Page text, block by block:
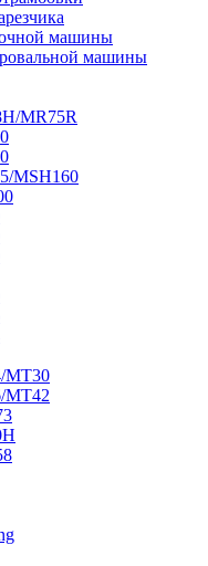
машины
машины
MR75R
MSH160
MT30
MT42